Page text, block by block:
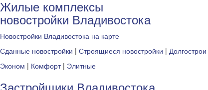
Жилые комплексы
новостройки Владивостока
Новостройки Владивостока на карте
Сданные новостройки | Строящиеся новостройки | Долгострои
Эконом | Комфорт| Элитные